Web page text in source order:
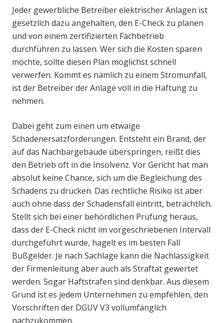
Jeder gewerbliche Betreiber elektrischer Anlagen ist
gesetzlich dazu angehalten, den E-Check zu planen
und von einem zertifizierten Fachbetrieb
durchführen zu lassen. Wer sich die Kosten sparen
möchte, sollte diesen Plan möglichst schnell
verwerfen. Kommt es nämlich zu einem Stromunfall,
ist der Betreiber der Anlage voll in die Haftung zu
nehmen.
Dabei geht zum einen um etwaige
Schadenersatzforderungen. Entsteht ein Brand, der
auf das Nachbargebäude überspringen, reißt dies
den Betrieb oft in die Insolvenz. Vor Gericht hat man
absolut keine Chance, sich um die Begleichung des
Schadens zu drücken. Das rechtliche Risiko ist aber
auch ohne dass der Schadensfall eintritt, beträchtlich.
Stellt sich bei einer behördlichen Prüfung heraus,
dass der E-Check nicht im vorgeschriebenen Intervall
durchgeführt wurde, hagelt es im besten Fall
Bußgelder. Je nach Sachlage kann die Nachlässigkeit
der Firmenleitung aber auch als Straftat gewertet
werden. Sogar Haftstrafen sind denkbar. Aus diesem
Grund ist es jedem Unternehmen zu empfehlen, den
Vorschriften der DGUV V3 vollumfänglich
nachzukommen.